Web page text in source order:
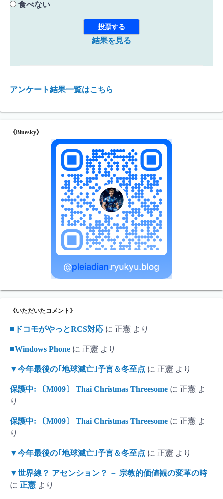
食べない
結果を見る
アンケート結果一覧はこちら
《Bluesky》
《いただいたコメント》
■ドコモがやっとRCS対応 に 正憲 より
■Windows Phone に 正憲 より
▼今年最後の｢地球滅亡｣予言＆冬至点 に 正憲 より
保護中: 〔M009〕 Thai Christmas Threesome に 正憲 よ
り
保護中: 〔M009〕 Thai Christmas Threesome に 正憲 よ
り
▼今年最後の｢地球滅亡｣予言＆冬至点 に 正憲 より
▼世界線？ アセンション？ － 宗教的価値観の変革の時
に 正憲 より